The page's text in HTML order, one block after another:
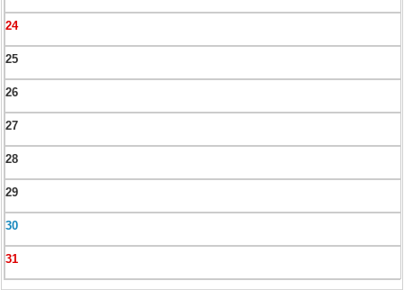
24
25
26
27
28
29
30
31